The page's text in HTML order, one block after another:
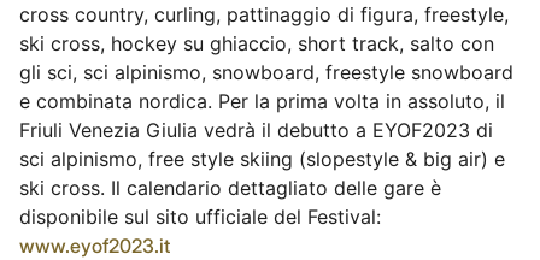
cross country, curling, pattinaggio di figura, freestyle,
ski cross, hockey su ghiaccio, short track, salto con
gli sci, sci alpinismo, snowboard, freestyle snowboard
e combinata nordica. Per la prima volta in assoluto, il
Friuli Venezia Giulia vedrà il debutto a EYOF2023 di
sci alpinismo, free style skiing (slopestyle & big air) e
ski cross. Il calendario dettagliato delle gare è
disponibile sul sito ufficiale del Festival:
www.eyof2023.it